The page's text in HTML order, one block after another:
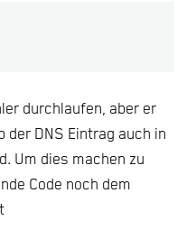
durchlaufen, aber er
DNS Eintrag auch in
Um dies machen zu
Code noch dem